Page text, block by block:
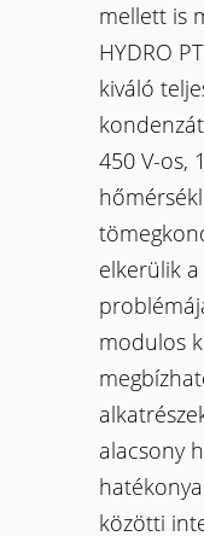
mellett is
HYDRO
kiváló
450 V-os,
elkerülik
modulos
alacsony
közötti